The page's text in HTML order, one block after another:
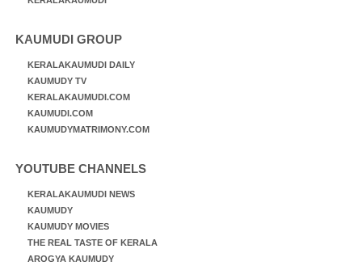
KAUMUDI GROUP
KERALAKAUMUDI DAILY
KAUMUDY TV
KERALAKAUMUDI.COM
KAUMUDI.COM
KAUMUDYMATRIMONY.COM
YOUTUBE CHANNELS
KERALAKAUMUDI NEWS
KAUMUDY
KAUMUDY MOVIES
THE REAL TASTE OF KERALA
AROGYA KAUMUDY